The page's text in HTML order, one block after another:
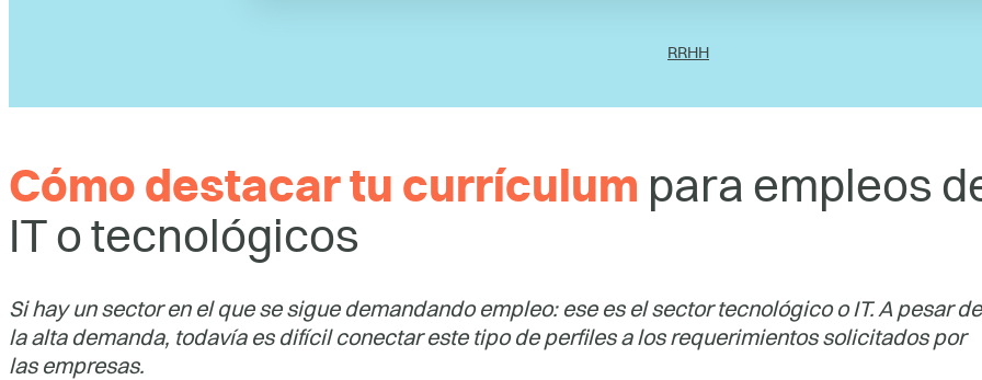
RRHH
Cómo destacar tu currículum para empleos
IT o tecnológicos
Si hay un sector en el que se sigue demandando empleo: ese es el sector tecnológico o IT. A pesar de
la alta demanda, todavía es difícil conectar este tipo de perfiles a los requerimientos solicitados por
las empresas.